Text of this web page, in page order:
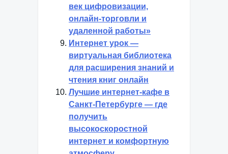
век цифровизации,
онлайн-торговли и
удаленной работы»
Интернет урок —
виртуальная библиотека
для расширения знаний и
чтения книг онлайн
Лучшие интернет-кафе в
Санкт-Петербурге — где
получить
высокоскоростной
интернет и комфортную